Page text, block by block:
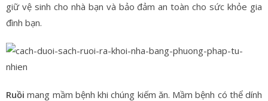
giữ vệ sinh cho nhà bạn và bảo đảm an toàn cho sức khỏe gia
đình bạn.
Ruồi mang mầm bệnh khi chúng kiếm ăn. Mầm bệnh có thể dính